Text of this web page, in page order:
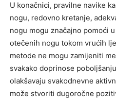
U konačnici, pravilne navike
nogu, redovno kretanje,
nogu mogu značajno pomoći
otečenih nogu tokom vrućih
metode ne mogu zamijeniti
svakako doprinose
olakšavaju svakodnevne
može stvoriti dugoročne